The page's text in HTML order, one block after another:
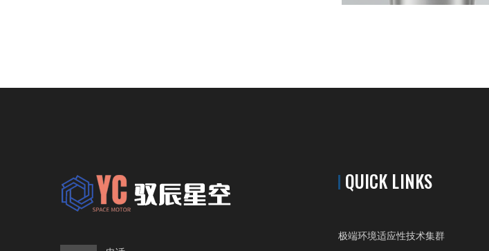
QUICK LINKS
极端环境适应性技术集群